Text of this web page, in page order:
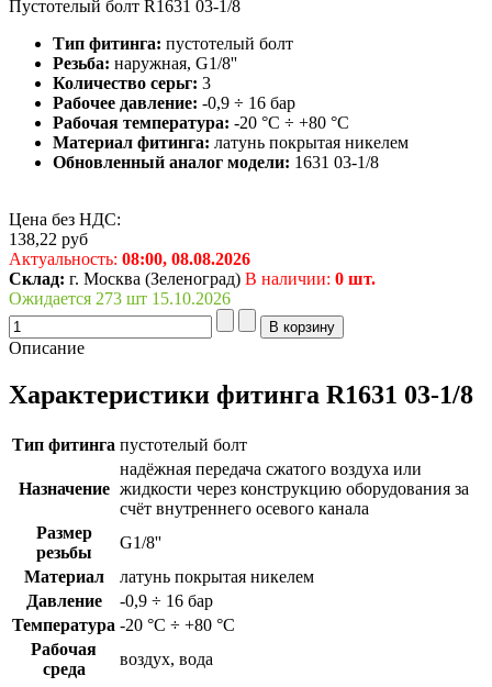
Пустотелый болт R1631 03-1/8
Тип фитинга: пустотелый болт
Резьба: наружная, G1/8''
Количество серьг: 3
Рабочее давление: -0,9 ÷ 16 бар
Рабочая температура: -20 °C ÷ +80 °C
Материал фитинга: латунь покрытая никелем
Обновленный аналог модели: 1631 03-1/8
Цена без НДС:
138,22 руб
Актуальность: 08:00, 08.08.2026
Склад: г. Москва (Зеленоград) В наличии: 0 шт.
Ожидается 273 шт 15.10.2026
Описание
Характеристики фитинга R1631 03-1/8
Тип фитинга пустотелый болт
Назначение
надёжная передача сжатого воздуха или
жидкости через конструкцию оборудования за
счёт внутреннего осевого канала
Размер
резьбы
G1/8''
Материал
латунь покрытая никелем
Давление
-0,9 ÷ 16 бар
Температура -20 °C ÷ +80 °C
Рабочая
среда
воздух, вода